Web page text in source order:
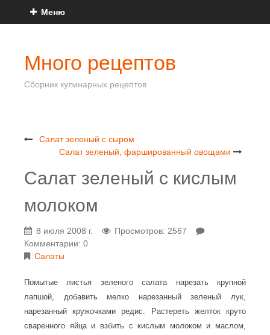
Меню
Много рецептов
Сборник кулинарных рецептов
Салат зеленый с сыром
Салат зеленый, фаршированный овощами
Салат зеленый с кислым
молоком
8 июля 2008 г.
Просмотров: 2567
Комментарии: 0
Салаты
Помытые листья зеленого салата нарезать крупной
лапшой, добавить мелко нарезанный зеленый лук,
нарезанный кружочками редис. Растереть желток круто
сваренного яйца и взбить с кислым молоком и маслом,